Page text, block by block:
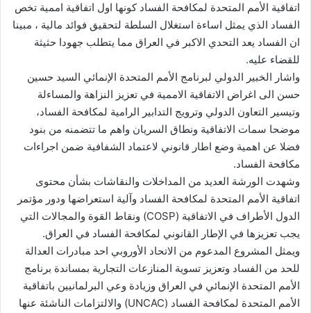
اتفاقية الأمم المتحدة لمكافحة الفساد كونها اول اتفاقية اممية تخص
الفساد الذي يمثل اساءة استغلال السلطة لتحقيق فوائد مالية ، مبينا
ان الفساد يعد التحدي الاكبر في العراق مما يتطلب جهودا حثيثة
للقضاء عليه.
واشار الخبير الدولي لبرنامج الأمم المتحدة الإنمائي السيد حسين
حسن الى اغراض الاتفاقية الاممية في تعزيز النزاهة والمساءلة
وتيسير التعاون الدولي وترويج التدابير الرامية لمكافحة الفساد،
موضحا سمات الاتفاقية ونطاق السريان واهم ما تتضمنه من بنود
فضلا عن اهمية وضع اطار قانوني لاعتماد الشفافية ضمن اجراءات
مكافحة الفساد.
وشهدت الورشة العديد من المداخلات والنقاشات بشأن محتوى
اتفاقية الأمم المتحدة لمكافحة الفساد وآلية استعراضها ودور مؤتمر
الدول الأطراف في الاتفاقية (COSP) ونقاط القوة والمجالات التي
يجب تعزيزها في الإطار القانوني لمكافحة الفساد في العراق.
ويمثل المشروع المدعوم من الاتحاد الأوروبي احد مبادرات العدالة
للحد من الفساد وتعزيز تسوية المنازعات التجارية بمساندة برنامج
الأمم المتحدة الإنمائي في العراق وزيادة وعي البرلمانيين باتفاقية
الأمم المتحدة لمكافحة الفساد (UNCAC) والالتزامات الناشئة عنها